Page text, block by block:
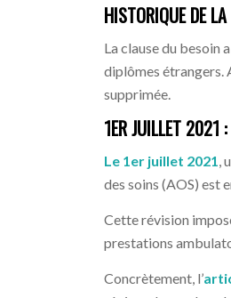
HISTORIQUE DE
La clause du besoin
diplômes étrangers.
supprimée.
1ER JUILLET 2021
Le 1er juillet 2021,
des soins (AOS) est
Cette révision
prestations
Concrètement, l’